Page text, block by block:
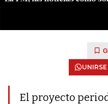
El proyecto